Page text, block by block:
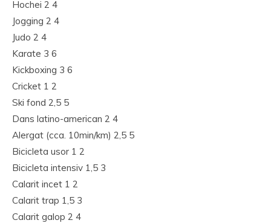
Hochei 2 4
Jogging 2 4
Judo 2 4
Karate 3 6
Kickboxing 3 6
Cricket 1 2
Ski fond 2,5 5
Dans latino-american 2 4
Alergat (cca. 10min/km) 2,5 5
Bicicleta usor 1 2
Bicicleta intensiv 1,5 3
Calarit incet 1 2
Calarit trap 1,5 3
Calarit galop 2 4